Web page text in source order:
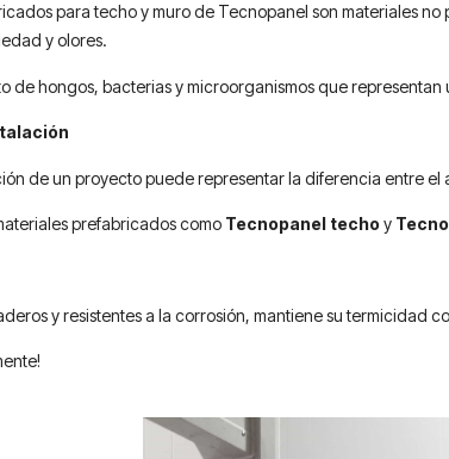
para techo y muro de Tecnopanel son materiales no
y olores.
de hongos, bacterias y microorganismos que
de un proyecto puede representar la diferencia entre
prefabricadoscomo Tecnopanel techo y
y resistentes a la corrosión, mantiene sutermicidad